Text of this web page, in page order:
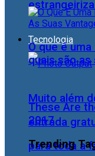
Tecnologia
Muito além
entrada
para toda a
O que é
quais são as
These Are
2017
Trending